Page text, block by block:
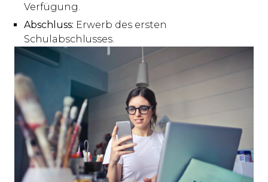
Verfügung.
Abschluss: Erwerb des ersten
Schulabschlusses.